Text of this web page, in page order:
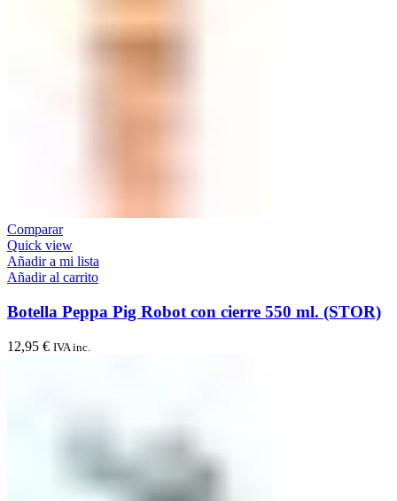
Comparar
Quick view
Añadir a mi lista
Añadir al carrito
Botella Peppa Pig Robot con cierre 550 ml. (STOR)
12,95 € IVA inc.